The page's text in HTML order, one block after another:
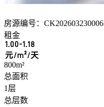
房源编号：CK202603230006
租金
1.00-1.18
元/m²/天
800m²
总面积
1层
总层数